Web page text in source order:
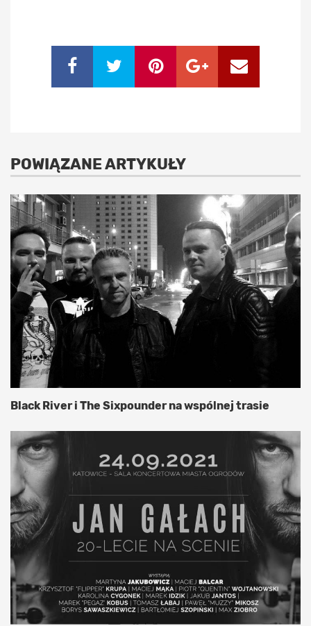
POWIĄZANE ARTYKUŁY
Black River i The Sixpounder na wspólnej trasie